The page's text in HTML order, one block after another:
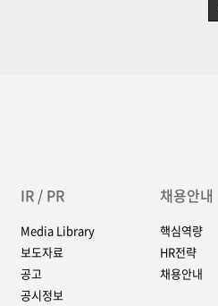
IR / PR
Media Library
보도자료
공고
공시정보
채용안내
핵심역량
HR전략
채용안내